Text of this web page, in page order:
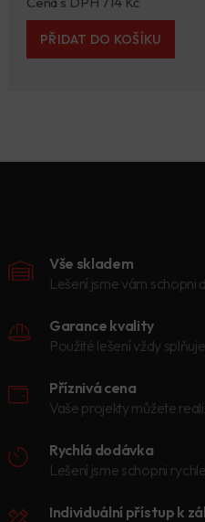
PŘIDAT DO KOŠÍKU
Vše skladem
Lešení jsme vám
Garance kvality
Použité lešení vždy
Příznivá cena
Vaše projekty můžete
Rychlá dodávka
Lešení jsme schopni
Individuální přístup k